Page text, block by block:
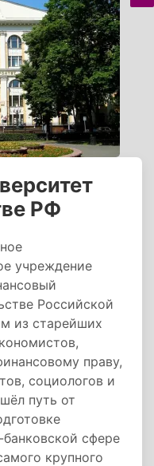
РФ
учреждение
Российской
из старейших
праву,
социологов и
путь от
сфере
крупного